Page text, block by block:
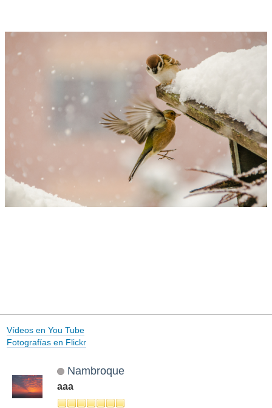
Vídeos en You Tube
Fotografías en Flickr
Nambroque
aaa